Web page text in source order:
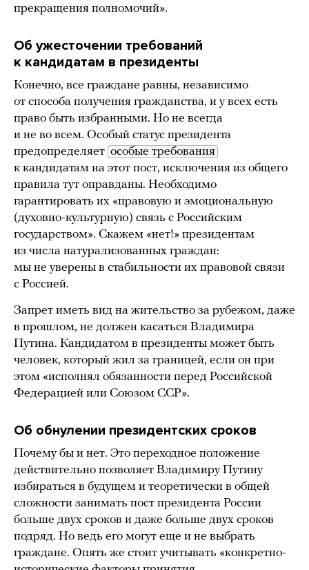
прекращения полномочий».
Об ужесточении требований
к кандидатам в президенты
Конечно, все граждане равны, независимо
от способа получения гражданства, и у всех есть
право быть избранными. Но не всегда
и не во всем. Особый статус президента
предопределяет особые требования
к кандидатам на этот пост, исключения из общего
правила тут оправданы. Необходимо
гарантировать их «правовую и эмоциональную
(духовно-культурную) связь с Российским
государством». Скажем «нет!» президентам
из числа натурализованных граждан:
мы не уверены в стабильности их правовой связи
с Россией.
Запрет иметь вид на жительство за рубежом, даже
в прошлом, не должен касаться Владимира
Путина. Кандидатом в президенты может быть
человек, который жил за границей, если он при
этом «исполнял обязанности перед Российской
Федерацией или Союзом ССР».
Об обнулении президентских сроков
Почему бы и нет. Это переходное положение
действительно позволяет Владимиру Путину
избираться в будущем и теоретически в общей
сложности занимать пост президента России
больше двух сроков и даже больше двух сроков
подряд. Но ведь его могут еще и не выбрать
граждане. Опять же стоит учитывать «конкретно-